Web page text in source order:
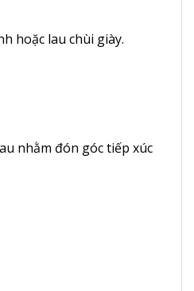
hoặc lau chùi giày.
nhằm đón góc tiếp xúc